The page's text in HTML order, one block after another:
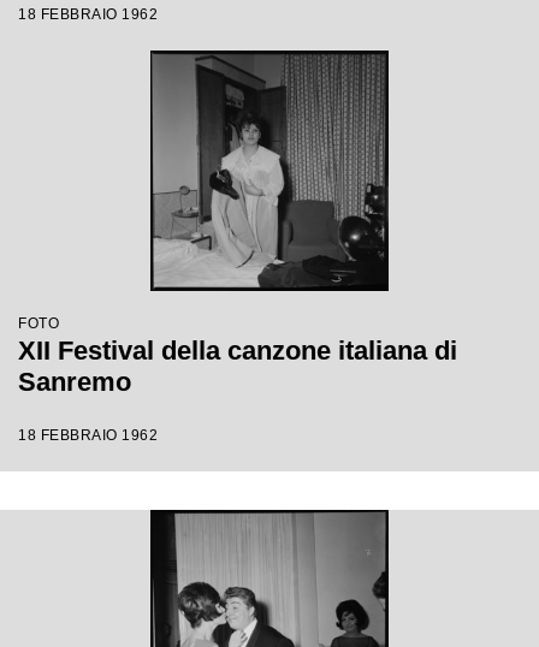
18 FEBBRAIO 1962
FOTO
XII Festival della canzone italiana di
Sanremo
18 FEBBRAIO 1962